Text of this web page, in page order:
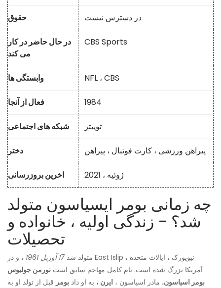
حقوق در دسترس نیست
در حال حاضر در کار
می کند
CBS Sports
وابستگی ها NFL ، CBS
فعال از آنجا 1984
شبکه های اجتماعی توییتر
دختر پیراهن ورزشی ، کارت فوتبال ، پیراهن
اخرین بروزرسانی ژوئیه ، 2021
چه زمانی بومر ایسیاسون متولد
شد؟ - زندگی اولیه ، خانواده و
تحصیلات
متولد شد 17 آوریل 1961
، و در East Islip ، نیویورک ، ایالات متحده
آمریکا بزرگ شده است. نام کامل مهاجم سابق است نورمن جولیوس
بومر اسیاسون. مادر اسیاسون ، ایرن ، به او داد بومر قبل از تولد او به